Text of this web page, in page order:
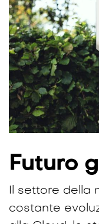
Futuro
Il settore della
costante